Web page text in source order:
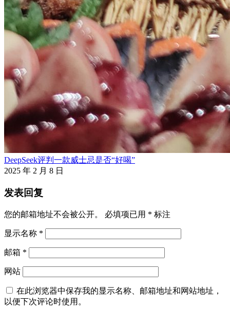
DeepSeek评判一款威士忌是否“好喝”
2025 年 2 月 8 日
发表回复
您的邮箱地址不会被公开。 必填项已用 * 标注
显示名称 *
邮箱 *
网站
在此浏览器中保存我的显示名称、邮箱地址和网站地址，
以便下次评论时使用。